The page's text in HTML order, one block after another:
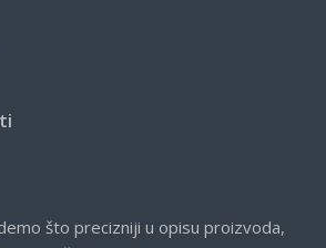
što precizniji u opisu proizvoda,